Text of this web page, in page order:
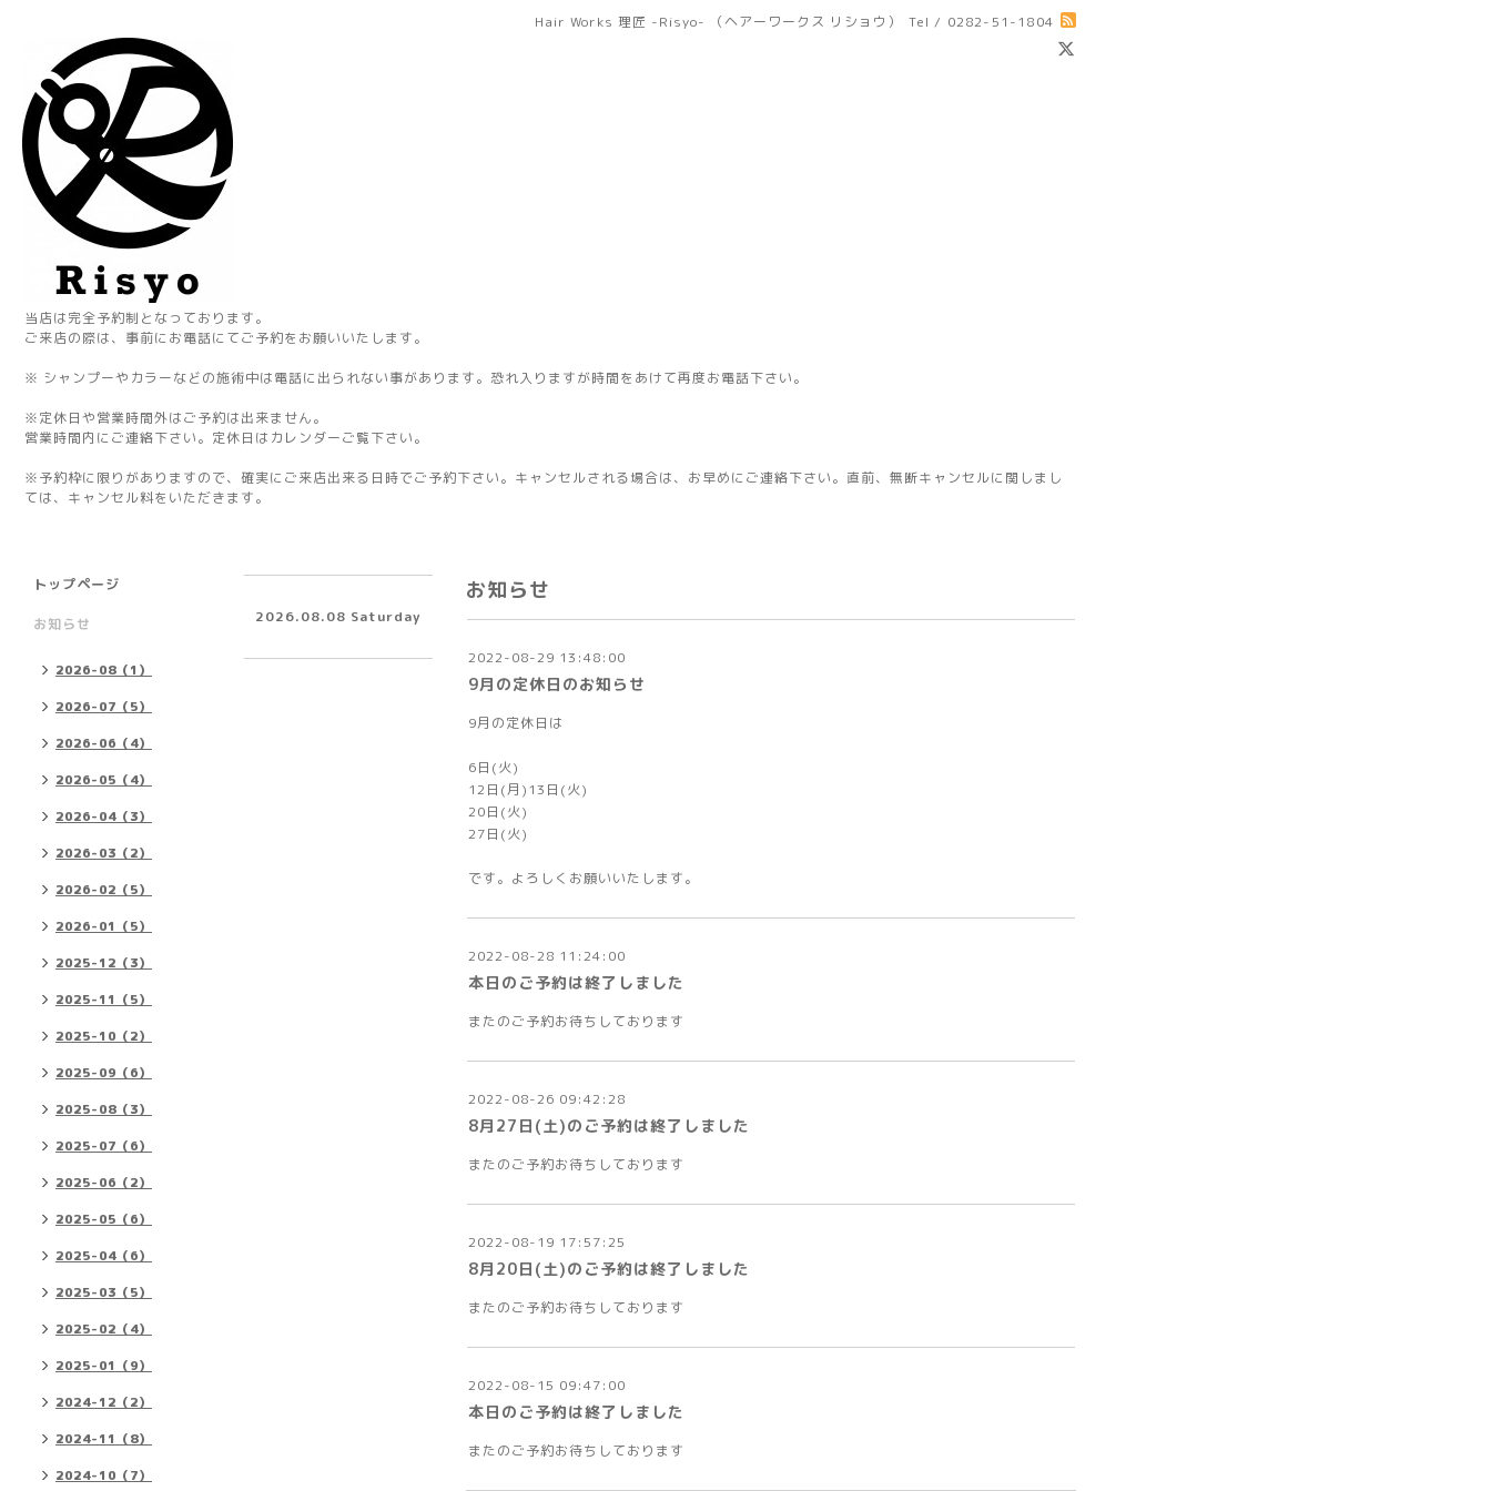
Hair Works 理匠 -Risyo- （ヘアーワークス リショウ） Tel / 0282-51-1804
当店は完全予約制となっております。
ご来店の際は、事前にお電話にてご予約をお願いいたします。
※ シャンプーやカラーなどの施術中は電話に出られない事があります。恐れ入りますが時間をあけて再度お電話下さい。
※定休日や営業時間外はご予約は出来ません。
営業時間内にご連絡下さい。定休日はカレンダーご覧下さい。
※予約枠に限りがありますので、確実にご来店出来る日時でご予約下さい。キャンセルされる場合は、お早めにご連絡下さい。直前、無断キャンセルに関しまし
ては、キャンセル料をいただきます。
お知らせ
2022-08-29 13:48:00
9月の定休日のお知らせ
9月の定休日は
6日(火)
12日(月)13日(火)
20日(火)
27日(火)
です。よろしくお願いいたします。
2022-08-28 11:24:00
本日のご予約は終了しました
またのご予約お待ちしております
2022-08-26 09:42:28
8月27日(土)のご予約は終了しました
またのご予約お待ちしております
2022-08-19 17:57:25
8月20日(土)のご予約は終了しました
またのご予約お待ちしております
2022-08-15 09:47:00
本日のご予約は終了しました
またのご予約お待ちしております
トップページ
お知らせ
2026-08（1）
2026-07（5）
2026-06（4）
2026-05（4）
2026-04（3）
2026-03（2）
2026-02（5）
2026-01（5）
2025-12（3）
2025-11（5）
2025-10（2）
2025-09（6）
2025-08（3）
2025-07（6）
2025-06（2）
2025-05（6）
2025-04（6）
2025-03（5）
2025-02（4）
2025-01（9）
2024-12（2）
2024-11（8）
2024-10（7）
2026.08.08 Saturday